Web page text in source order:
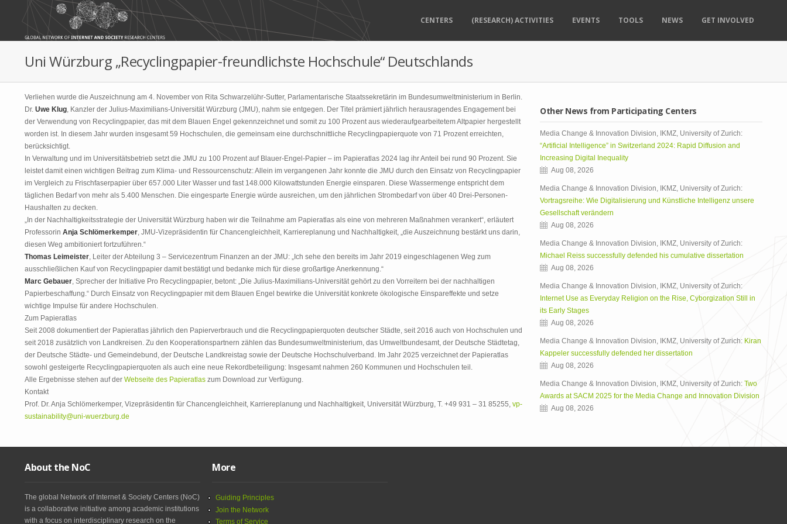
Skip to main content
CENTERS (RESEARCH) ACTIVITIES EVENTS TOOLS NEWS GET INVOLVED
Uni Würzburg „Recyclingpapier-freundlichste Hochschule“ Deutschlands
Verliehen wurde die Auszeichnung am 4. November von Rita Schwarzelühr-Sutter, Parlamentarische Staatssekretärin im Bundesumweltministerium in Berlin.
Dr. Uwe Klug, Kanzler der Julius-Maximilians-Universität Würzburg (JMU), nahm sie entgegen. Der Titel prämiert jährlich herausragendes Engagement bei
der Verwendung von Recyclingpapier, das mit dem Blauen Engel gekennzeichnet und somit zu 100 Prozent aus wiederaufgearbeitetem Altpapier hergestellt
worden ist. In diesem Jahr wurden insgesamt 59 Hochschulen, die gemeinsam eine durchschnittliche Recyclingpapierquote von 71 Prozent erreichten,
berücksichtigt.
In Verwaltung und im Universitätsbetrieb setzt die JMU zu 100 Prozent auf Blauer-Engel-Papier – im Papieratlas 2024 lag ihr Anteil bei rund 90 Prozent. Sie
leistet damit einen wichtigen Beitrag zum Klima- und Ressourcenschutz: Allein im vergangenen Jahr konnte die JMU durch den Einsatz von Recyclingpapier
im Vergleich zu Frischfaserpapier über 657.000 Liter Wasser und fast 148.000 Kilowattstunden Energie einsparen. Diese Wassermenge entspricht dem
täglichen Bedarf von mehr als 5.400 Menschen. Die eingesparte Energie würde ausreichen, um den jährlichen Strombedarf von über 40 Drei-Personen-
Haushalten zu decken.
„In der Nachhaltigkeitsstrategie der Universität Würzburg haben wir die Teilnahme am Papieratlas als eine von mehreren Maßnahmen verankert“, erläutert
Professorin Anja Schlömerkemper, JMU-Vizepräsidentin für Chancengleichheit, Karriereplanung und Nachhaltigkeit, „die Auszeichnung bestärkt uns darin,
diesen Weg ambitioniert fortzuführen.“
Thomas Leimeister, Leiter der Abteilung 3 – Servicezentrum Finanzen an der JMU: „Ich sehe den bereits im Jahr 2019 eingeschlagenen Weg zum
ausschließlichen Kauf von Recyclingpapier damit bestätigt und bedanke mich für diese großartige Anerkennung.“
Marc Gebauer, Sprecher der Initiative Pro Recyclingpapier, betont: „Die Julius-Maximilians-Universität gehört zu den Vorreitern bei der nachhaltigen
Papierbeschaffung.“ Durch Einsatz von Recyclingpapier mit dem Blauen Engel bewirke die Universität konkrete ökologische Einspareffekte und setze
wichtige Impulse für andere Hochschulen.
Zum Papieratlas
Seit 2008 dokumentiert der Papieratlas jährlich den Papierverbrauch und die Recyclingpapierquoten deutscher Städte, seit 2016 auch von Hochschulen und
seit 2018 zusätzlich von Landkreisen. Zu den Kooperationspartnern zählen das Bundesumweltministerium, das Umweltbundesamt, der Deutsche Städtetag,
der Deutsche Städte- und Gemeindebund, der Deutsche Landkreistag sowie der Deutsche Hochschulverband. Im Jahr 2025 verzeichnet der Papieratlas
sowohl gesteigerte Recyclingpapierquoten als auch eine neue Rekordbeteiligung: Insgesamt nahmen 260 Kommunen und Hochschulen teil.
Alle Ergebnisse stehen auf der Webseite des Papieratlas zum Download zur Verfügung.
Kontakt
Prof. Dr. Anja Schlömerkemper, Vizepräsidentin für Chancengleichheit, Karriereplanung und Nachhaltigkeit, Universität Würzburg, T. +49 931 – 31 85255, vp-
sustainability@uni-wuerzburg.de
Other News from Participating Centers
Media Change & Innovation Division, IKMZ, University of Zurich:
“Artificial Intelligence” in Switzerland 2024: Rapid Diffusion and
Increasing Digital Inequality
Aug 08, 2026
Media Change & Innovation Division, IKMZ, University of Zurich:
Vortragsreihe: Wie Digitalisierung und Künstliche Intelligenz unsere
Gesellschaft verändern
Aug 08, 2026
Media Change & Innovation Division, IKMZ, University of Zurich:
Michael Reiss successfully defended his cumulative dissertation
Aug 08, 2026
Media Change & Innovation Division, IKMZ, University of Zurich:
Internet Use as Everyday Religion on the Rise, Cyborgization Still in
its Early Stages
Aug 08, 2026
Media Change & Innovation Division, IKMZ, University of Zurich: Kiran
Kappeler successfully defended her dissertation
Aug 08, 2026
Media Change & Innovation Division, IKMZ, University of Zurich: Two
Awards at SACM 2025 for the Media Change and Innovation Division
Aug 08, 2026
About the NoC
The global Network of Internet & Society Centers (NoC)
is a collaborative initiative among academic institutions
with a focus on interdisciplinary research on the
More
Guiding Principles
Join the Network
Terms of Service